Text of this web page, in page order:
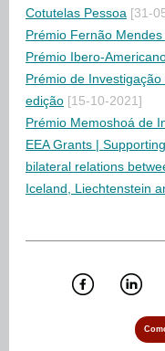
Cotutelas Pessoa [31-
Prémio Fernão Mendes
Prémio Ibero-
Prémio de
edição [15-10-2021]
Prémio Memoshoá de
EEA Grants |
bilateral relations
Iceland, Liechtenstein